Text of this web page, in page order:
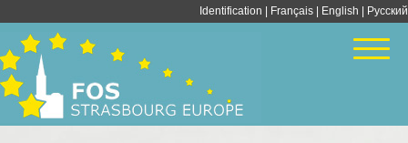
Identification Français English | Pусский